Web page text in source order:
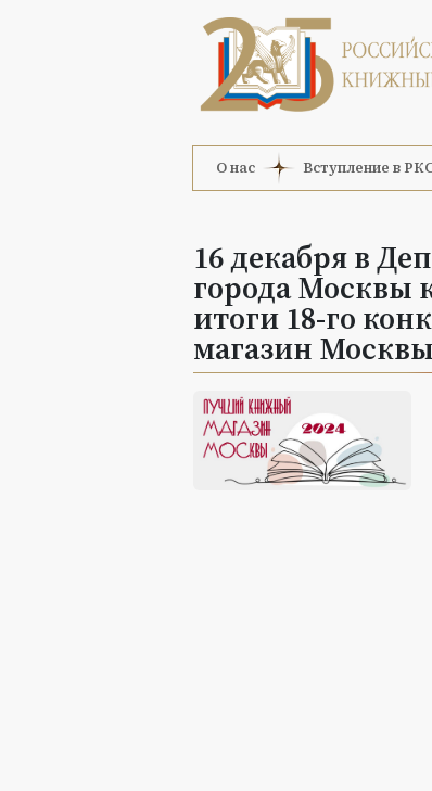
О нас Вступление в
16 декабря в
города Москвы
итоги 18-го
магазин